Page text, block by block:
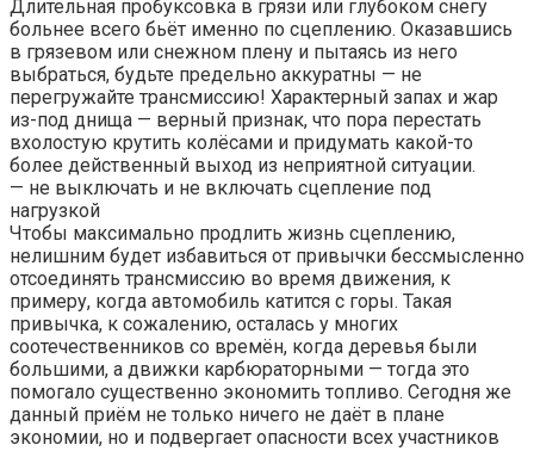
Длительная пробуксовка в грязи или глубоком снегу
больнее всего бьёт именно по сцеплению. Оказавшись
в грязевом или снежном плену и пытаясь из него
выбраться, будьте предельно аккуратны — не
перегружайте трансмиссию! Характерный запах и жар
из-под днища — верный признак, что пора перестать
вхолостую крутить колёсами и придумать какой-то
более действенный выход из неприятной ситуации.
— не выключать и не включать сцепление под
нагрузкой
Чтобы максимально продлить жизнь сцеплению,
нелишним будет избавиться от привычки бессмысленно
отсоединять трансмиссию во время движения, к
примеру, когда автомобиль катится с горы. Такая
привычка, к сожалению, осталась у многих
соотечественников со времён, когда деревья были
большими, а движки карбюраторными — тогда это
помогало существенно экономить топливо. Сегодня же
данный приём не только ничего не даёт в плане
экономии, но и подвергает опасности всех участников